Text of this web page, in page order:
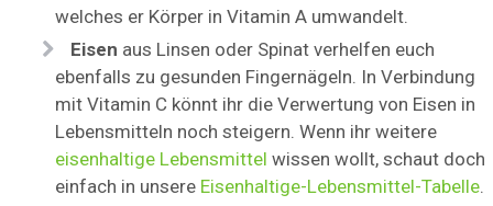
welches er Körper in Vitamin A umwandelt.
Eisen aus Linsen oder Spinat verhelfen euch
ebenfalls zu gesunden Fingernägeln. In Verbindung
mit Vitamin C könnt ihr die Verwertung von Eisen in
Lebensmitteln noch steigern. Wenn ihr weitere
eisenhaltige Lebensmittel wissen wollt, schaut doch
einfach in unsere Eisenhaltige-Lebensmittel-Tabelle.